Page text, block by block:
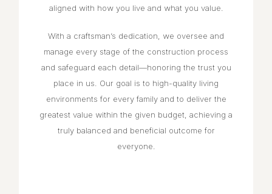
aligned with how you live and what you value.
With a craftsman’s dedication, we oversee and
manage every stage of the construction process
and safeguard each detail—honoring the trust you
place in us.
Our goal is to high-quality living
environments for every family and to deliver the
greatest value within the given budget, achieving a
truly balanced and beneficial outcome for
everyone.